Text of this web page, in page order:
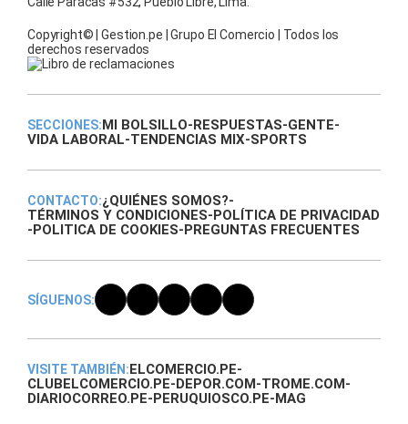
Copyright© | Gestion.pe | Grupo El Comercio | Todos los
derechos reservados
SECCIONES: MI BOLSILLO- RESPUESTAS-GENTE-
VIDA LABORAL-TENDENCIAS MIX-SPORTS
CONTACTO:¿QUIÉNES SOMOS?-
TÉRMINOS Y CONDICIONES- POLÍTICA DE PRIVACIDAD
- POLITICA DE COOKIES- PREGUNTAS FRECUENTES
SÍGUENOS:
VISITE TAMBIÉN: ELCOMERCIO.PE-
CLUBELCOMERCIO.PE- DEPOR.COM -TROME.COM -
DIARIOCORREO.PE- PERUQUIOSCO.PE- MAG